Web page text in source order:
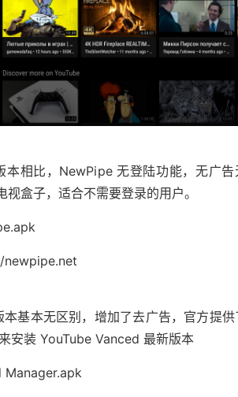
本相比，NewPipe 无登陆功能，无广告
视盒子，适合不需要登录的用户。
基本无区别，增加了去广告，官方提供
安装 YouTube Vanced 最新版本
Manager.apk